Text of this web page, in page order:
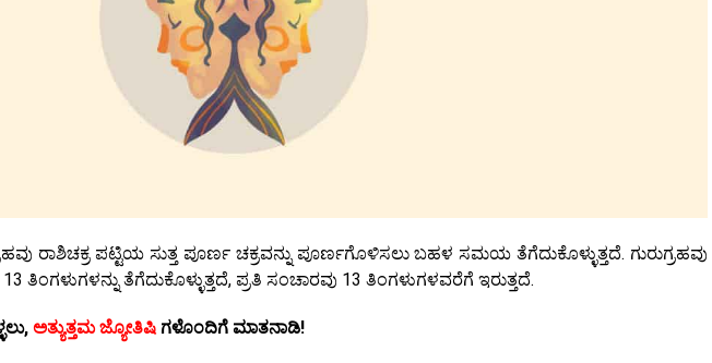
ರಾಶಿಚಕ್ರ ಪಟ್ಟಿಯ ಸುತ್ತ ಪೂರ್ಣ ಚಕ್ರವನ್ನು ಪೂರ್ಣಗೊಳಿಸಲು ಬಹಳ ಸಮಯ ತೆಗೆದುಕೊಳ್ಳುತ್ತದೆ. ಗುರುಗ್ರಹವು
ತಿಂಗಳುಗಳನ್ನು ತೆಗೆದುಕೊಳ್ಳುತ್ತದೆ, ಪ್ರತಿ ಸಂಚಾರವು 13 ತಿಂಗಳುಗಳವರೆಗೆ ಇರುತ್ತದೆ.
ಅತ್ಯುತ್ತಮ ಜ್ಯೋತಿಷಿ ಗಳೊಂದಿಗೆ ಮಾತನಾಡಿ!